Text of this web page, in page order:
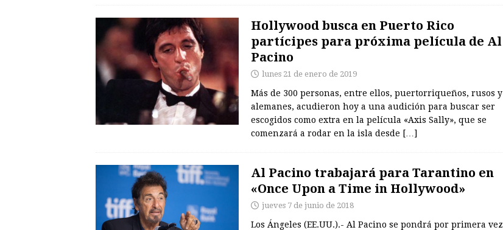
Hollywood busca en Puerto Rico
partícipes para próxima película de Al
Pacino
lunes 21 de enero de 2019
Más de 300 personas, entre ellos, puertorriqueños, rusos y
alemanes, acudieron hoy a una audición para buscar ser
escogidos como extra en la película «Axis Sally», que se
comenzará a rodar en la isla desde […]
Al Pacino trabajará para Tarantino en
«Once Upon a Time in Hollywood»
jueves 7 de junio de 2018
Los Ángeles (EE.UU.).- Al Pacino se pondrá por primera vez